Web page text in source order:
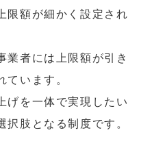
限額が細かく設定され
業者には上限額が引き
ています。
げを一体で実現したい
肢となる制度です。